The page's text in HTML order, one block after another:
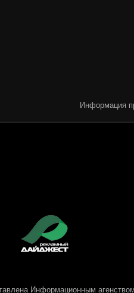
Информация
Информационным